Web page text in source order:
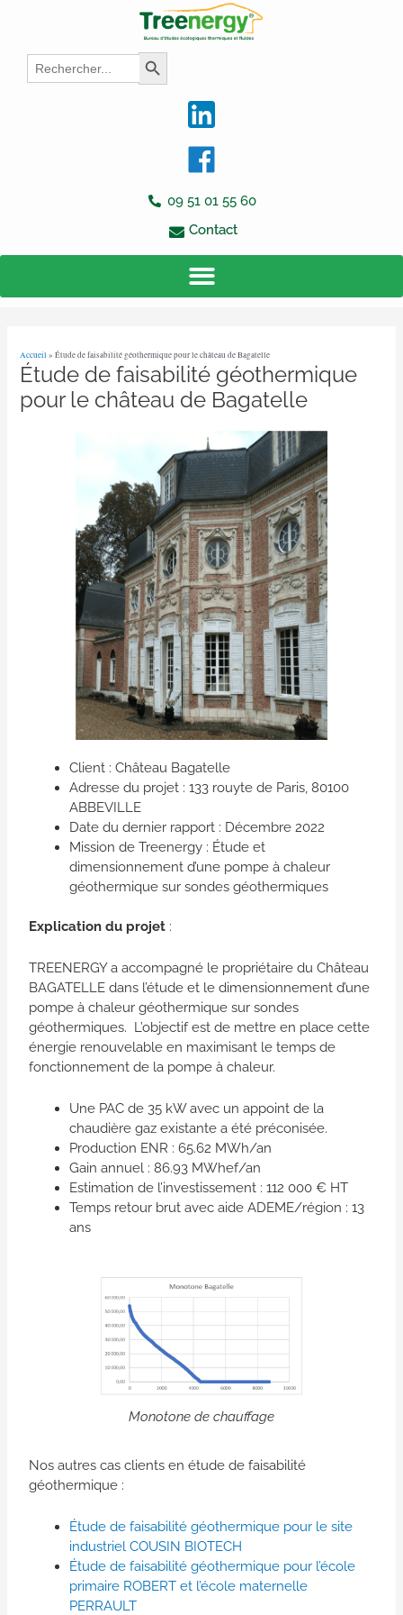
Search
for:
Search Button
09 51 01 55 60
Contact
Accueil » Étude de faisabilité géothermique pour le château de Bagatelle
Étude de faisabilité géothermique
pour le château de Bagatelle
Client : Château Bagatelle
Adresse du projet : 133 rouyte de Paris, 80100
ABBEVILLE
Date du dernier rapport : Décembre 2022
Mission de Treenergy : Étude et
dimensionnement d’une pompe à chaleur
géothermique sur sondes géothermiques
Explication du projet:
TREENERGY a accompagné le propriétaire du Château
BAGATELLE dans l’étude et le dimensionnement d’une
pompe à chaleur géothermique sur sondes
géothermiques. L’objectif est de mettre en place cette
énergie renouvelable en maximisant le temps de
fonctionnement de la pompe à chaleur.
Une PAC de 35 kW avec un appoint de la
chaudière gaz existante a été préconisée.
Production ENR : 65.62 MWh/an
Gain annuel : 86.93 MWhef/an
Estimation de l’investissement : 112 000 € HT
Temps retour brut avec aide ADEME/région : 13
ans
Monotone de chauffage
Nos autres cas clients en étude de faisabilité
géothermique :
Étude de faisabilité géothermique pour le site
industriel COUSIN BIOTECH
Étude de faisabilité géothermique pour l’école
primaire ROBERT et l’école maternelle
PERRAULT